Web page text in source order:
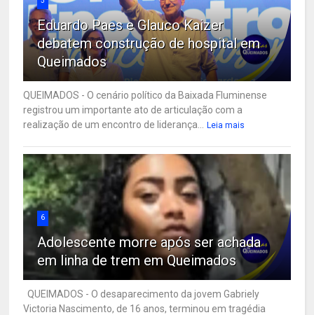
Eduardo Paes e Glauco Kaizer
debatem construção de hospital em
Queimados
QUEIMADOS - O cenário político da Baixada Fluminense
registrou um importante ato de articulação com a
realização de um encontro de liderança...
Leia mais
6
Adolescente morre após ser achada
em linha de trem em Queimados
QUEIMADOS - O desaparecimento da jovem Gabriely
Victoria Nascimento, de 16 anos, terminou em tragédia